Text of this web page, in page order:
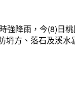
強降雨，今(8)日
坍方、落石及溪